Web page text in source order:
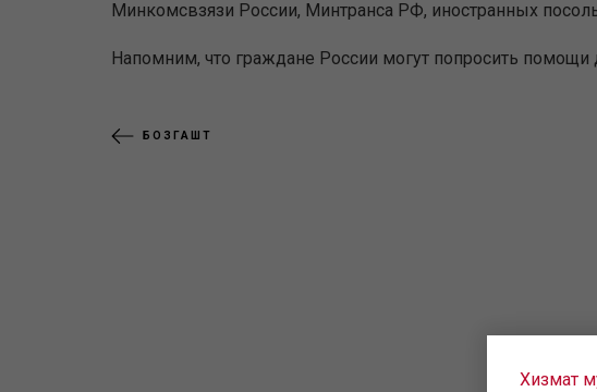
Минкомсвзязи России, Минтранса РФ, иностранных
Напомним, что граждане России могут попросить помощи
БОЗГАШТ
Хизмат